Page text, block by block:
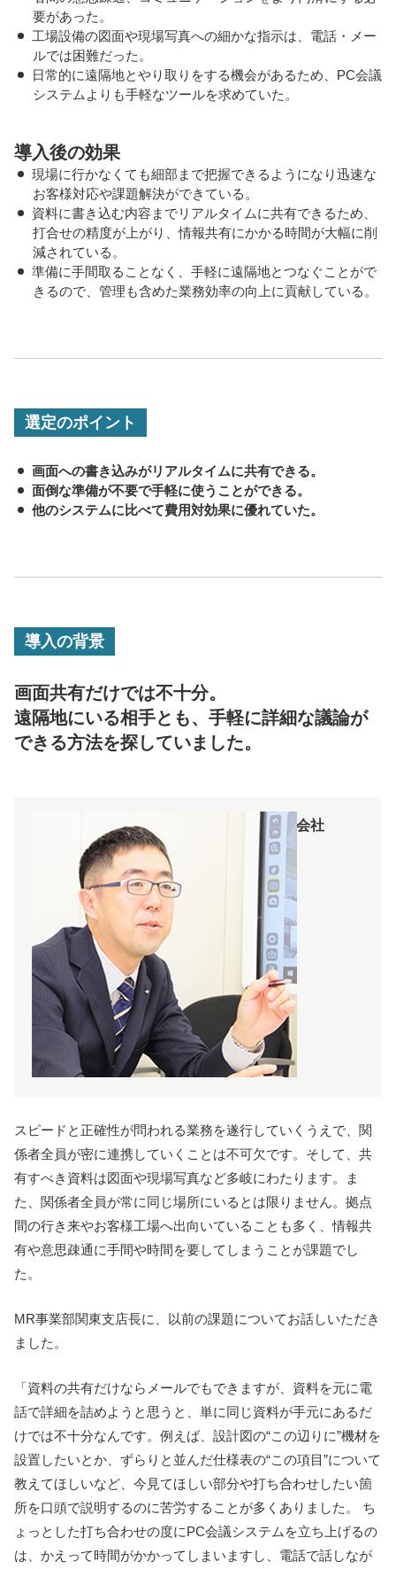
要があった。
工場設備の図面や現場写真への細かな指示は、電話・メー
ルでは困難だった。
日常的に遠隔地とやり取りをする機会があるため、PC会議
システムよりも手軽なツールを求めていた。
導入後の効果
現場に行かなくても細部まで把握できるようになり迅速な
お客様対応や課題解決ができている。
資料に書き込む内容までリアルタイムに共有できるため、
打合せの精度が上がり、情報共有にかかる時間が大幅に削
減されている。
準備に手間取ることなく、手軽に遠隔地とつなぐことがで
きるので、管理も含めた業務効率の向上に貢献している。
選定のポイント
画面への書き込みがリアルタイムに共有できる。
面倒な準備が不要で手軽に使うことができる。
他のシステムに比べて費用対効果に優れていた。
導入の背景
画面共有だけでは不十分。
遠隔地にいる相手とも、手軽に詳細な議論が
できる方法を探していました。
味の素エンジニアリング株式会社
MR事業部関東支店長
スピードと正確性が問われる業務を遂行していくうえで、関
係者全員が密に連携していくことは不可欠です。そして、共
有すべき資料は図面や現場写真など多岐にわたります。ま
た、関係者全員が常に同じ場所にいるとは限りません。拠点
間の行き来やお客様工場へ出向いていることも多く、情報共
有や意思疎通に手間や時間を要してしまうことが課題でし
た。
MR事業部関東支店長に、以前の課題についてお話しいただき
ました。
「資料の共有だけならメールでもできますが、資料を元に電
話で詳細を詰めようと思うと、単に同じ資料が手元にあるだ
けでは不十分なんです。例えば、設計図の“この辺りに”機材を
設置したいとか、ずらりと並んだ仕様表の“この項目”について
教えてほしいなど、今見てほしい部分や打ち合わせしたい箇
所を口頭で説明するのに苦労することが多くありました。 ち
ょっとした打ち合わせの度にPC会議システムを立ち上げるの
は、かえって時間がかかってしまいますし、電話で話しなが